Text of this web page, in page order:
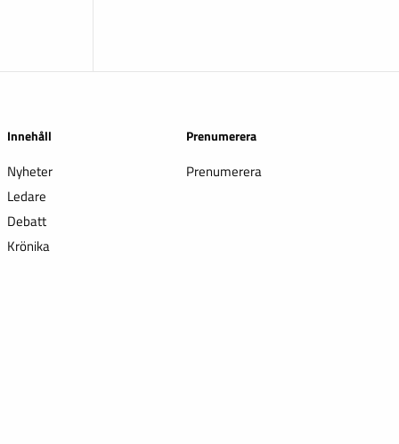
Innehåll
Nyheter
Ledare
Debatt
Krönika
Prenumerera
Prenumerera